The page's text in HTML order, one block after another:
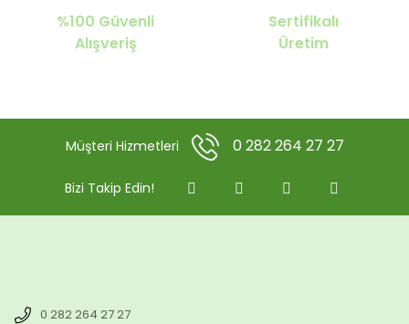
%100 Güvenli
Alışveriş
Sertifikalı
Üretim
Müşteri Hizmetleri 0 282 264 27 27
Bizi Takip Edin!
0 282 264 27 27